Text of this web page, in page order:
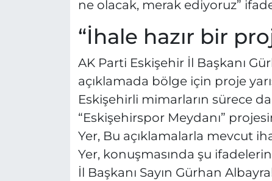
ne olacak, merak ediyoruz”
“İhale hazır bir
AK Parti Eskişehir İl Başkanı
açıklamada bölge için proje
Eskişehirli mimarların sürece
“Eskişehirspor Meydanı”
Yer, Bu açıklamalarla mevcut
Yer, konuşmasında şu
İl Başkanı Sayın Gürhan